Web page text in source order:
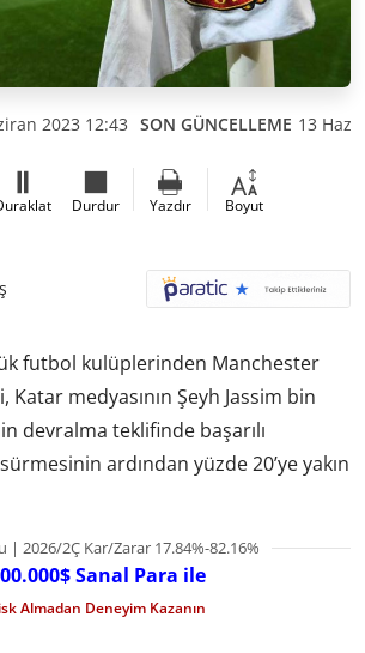
2023 12:43 SON GÜNCELLEME 13
Durdur Yazdır Boyut
futbol kulüplerinden Manchester
Katar medyasının Şeyh Jassim bin
devralma teklifinde başarılı
ardından yüzde 20’ye yakın
| 2026/2Ç Kar/Zarar 17.84%-82.16%
Sanal Para ile
Almadan Deneyim Kazanın